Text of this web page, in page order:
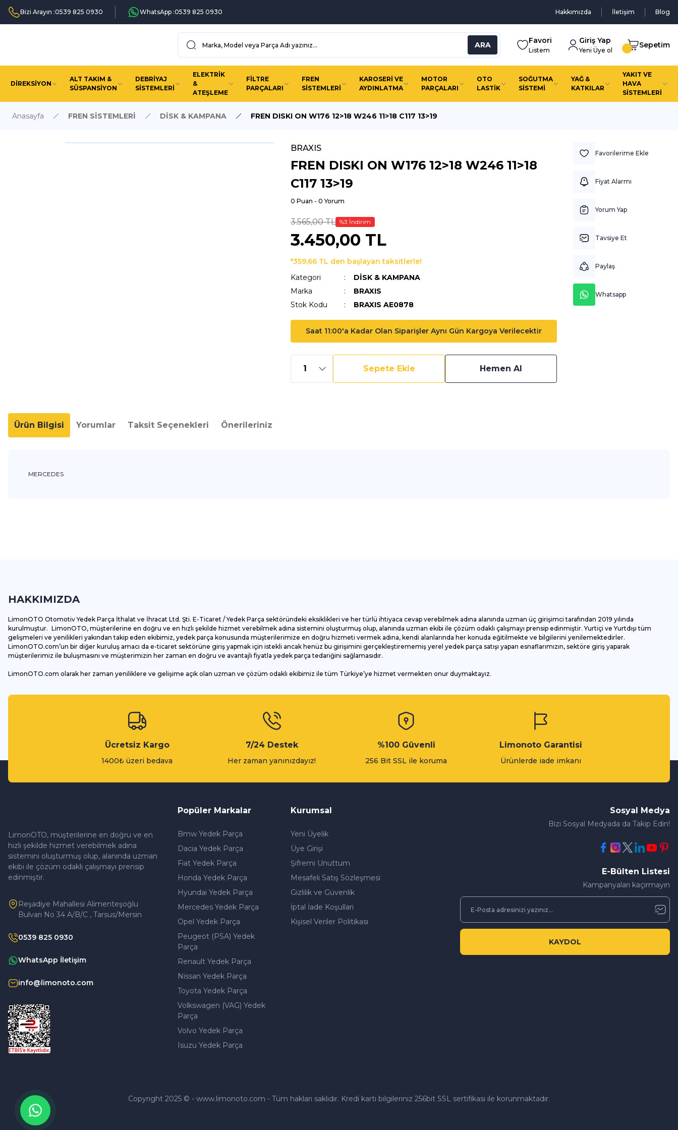
Bizi Arayın :0539 825 0930 WhatsApp :0539 825 0930 Hakkımızda İletişim Blog
ARA Favori
Listem
Giriş Yap
Yeni Üye ol
Sepetim
DİREKSİYON
ALT TAKIM &
SÜSPANSİYON
DEBRİYAJ
SİSTEMLERİ
ELEKTRİK
&
ATEŞLEME
FİLTRE
PARÇALARI
FREN
SİSTEMLERİ
KAROSERİ VE
AYDINLATMA
MOTOR
PARÇALARI
OTO
LASTİK
SOĞUTMA
SİSTEMİ
YAĞ &
KATKILAR
YAKIT VE
HAVA
SİSTEMLERİ
Anasayfa FREN SİSTEMLERİ DİSK & KAMPANA FREN DISKI ON W176 12>18 W246 11>18 C117 13>19
BRAXIS
FREN DISKI ON W176 12>18 W246 11>18
C117 13>19
0 Puan - 0 Yorum
3.565,00 TL %3 İndirim
3.450,00 TL
*359,66 TL den başlayan taksitlerle!
Kategori
DİSK & KAMPANA
Marka
BRAXIS
Stok Kodu
BRAXIS AE0878
Saat 11:00'a Kadar Olan Siparişler Aynı Gün Kargoya Verilecektir
Sepete Ekle Hemen Al
Fiyat Alarmı
Yorum Yap
Tavsiye Et
Paylaş
Whatsapp
Ürün Bilgisi Yorumlar Taksit Seçenekleri Önerileriniz
MERCEDES
Ürün bilgilerinde hatalar bulunuyor.
Bu ürüne benzer farklı alternatifler olmalı.
Gönder
HAKKIMIZDA
LimonOTO Otomotiv Yedek Parça İthalat ve İhracat Ltd. Şti. E-Ticaret / Yedek Parça sektöründeki eksiklikleri ve her türlü ihtiyaca cevap verebilmek adına alanında uzman üç girişimci tarafından 2019 yılında
kurulmuştur. LimonOTO, müşterilerine en doğru ve en hızlı şekilde hizmet verebilmek adına sistemini oluşturmuş olup, alanında uzman ekibi ile çözüm odaklı çalışmayı prensip edinmiştir. Yurtiçi ve Yurtdışı tüm
gelişmeleri ve yenilikleri yakından takip eden ekibimiz, yedek parça konusunda müşterilerimize en doğru hizmeti vermek adına, kendi alanlarında her konuda eğitilmekte ve bilgilerini yenilemektedirler.
LimonOTO.com’un bir diğer kuruluş amacı da e-ticaret sektörüne giriş yapmak için istekli ancak henüz bu girişimini gerçekleştirememiş yerel yedek parça satışı yapan esnaflarımızın, sektöre giriş yaparak
müşterilerimiz ile buluşmasını ve müşterimizin her zaman en doğru ve avantajlı fiyatla yedek parça tedariğini sağlamasıdır.
LimonOTO.com olarak her zaman yeniliklere ve gelişime açık olan uzman ve çözüm odaklı ekibimiz ile tüm Türkiye’ye hizmet vermekten onur duymaktayız.
Ücretsiz Kargo
1400₺ üzeri bedava
7/24 Destek
Her zaman yanınızdayız!
%100 Güvenli
256 Bit SSL ile koruma
Limonoto Garantisi
Ürünlerde iade imkanı
LimonOTO, müşterilerine en doğru ve en
hızlı şekilde hizmet verebilmek adına
sistemini oluşturmuş olup, alanında uzman
ekibi ile çözüm odaklı çalışmayı prensip
edinmiştir.
Reşadiye Mahallesi Alimenteşoğlu
Bulvarı No 34 A/B/C , Tarsus/Mersin
0539 825 0930
WhatsApp İletişim
info@limonoto.com
Popüler Markalar
Bmw Yedek Parça
Dacia Yedek Parça
Fiat Yedek Parça
Honda Yedek Parça
Hyundai Yedek Parça
Mercedes Yedek Parça
Opel Yedek Parça
Peugeot (PSA) Yedek
Parça
Renault Yedek Parça
Nissan Yedek Parça
Toyota Yedek Parça
Volkswagen (VAG) Yedek
Parça
Volvo Yedek Parça
Isuzu Yedek Parça
Kurumsal
Yeni Üyelik
Üye Girişi
Şifremi Unuttum
Mesafeli Satış Sözleşmesi
Gizlilik ve Güvenlik
İptal İade Koşullari
Kişisel Veriler Politikası
Sosyal Medya
Bizi Sosyal Medyada da Takip Edin!
E-Bülten Listesi
Kampanyaları kaçırmayın
KAYDOL
Copyright 2025 © - www.limonoto.com - Tüm hakları saklıdır. Kredi kartı bilgileriniz 256bit SSL sertifikası ile korunmaktadır.